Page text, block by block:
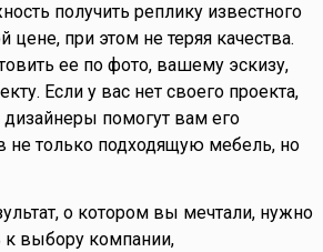
получить реплику известного
цене, при этом не теряя качества.
ее по фото, вашему эскизу,
Если у вас нет своего проекта,
помогут вам его
не только подходящую мебель, но
о котором вы мечтали, нужно
к выбору компании,